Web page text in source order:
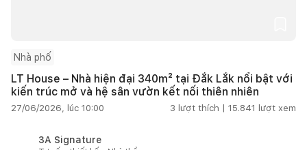
Nhà phố
LT House – Nhà hiện đại 340m² tại Đắk Lắk nổi bật với
kiến trúc mở và hệ sân vườn kết nối thiên nhiên
27/06/2026, lúc 10:00 3 lượt thích | 15.841 lượt xem
3A Signature